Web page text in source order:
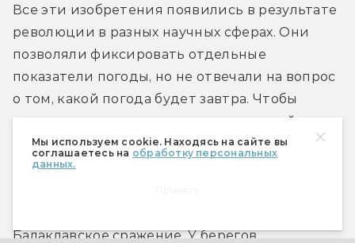
Мы используем cookie. Находясь на сайте вы
соглашаетесь на обработку персональных
данных.
Все эти изобретения появились в результате
революции в разных научных сферах. Они
позволяли фиксировать отдельные
показатели погоды, но не отвечали на вопрос
о том, какой погода будет завтра. Чтобы
совершить скачок от примет и гаданий к
прогнозированию с помощью современных
приборов, потребовалось время.
Балаклавское сражение. У берегов